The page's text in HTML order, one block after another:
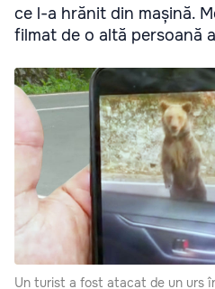
ce l-a hrănit din mașină.
filmat de o altă persoană
Un turist a fost atacat de un urs